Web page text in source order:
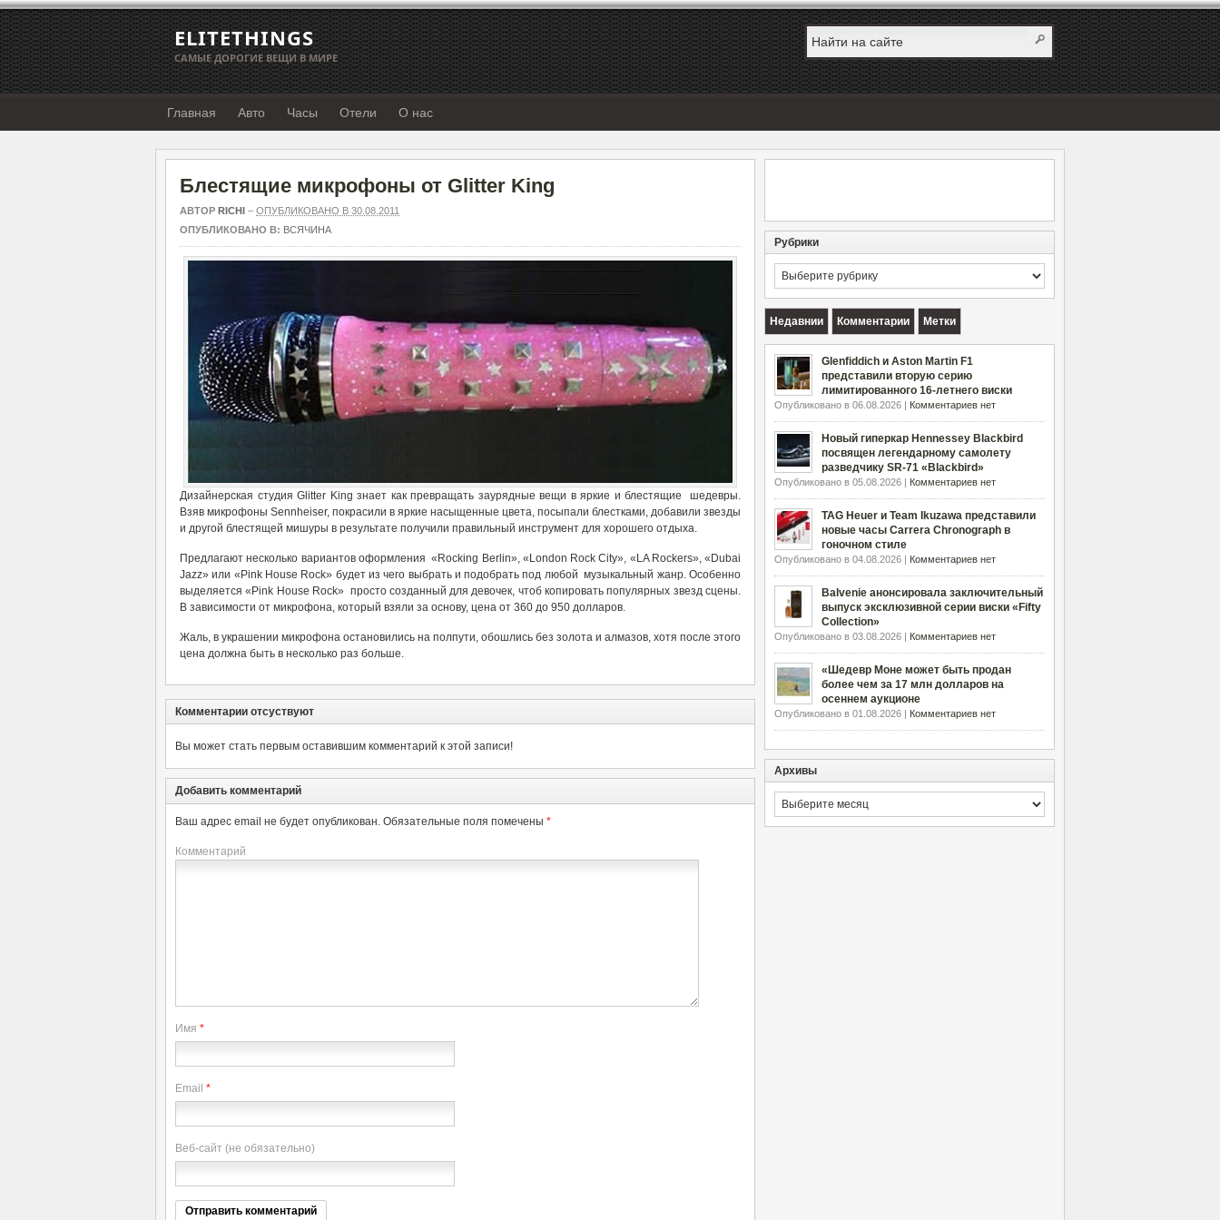
ELITETHINGS
САМЫЕ ДОРОГИЕ ВЕЩИ В МИРЕ
Главная Авто Часы Отели О нас
Блестящие микрофоны от Glitter King
АВТОР RICHI – ОПУБЛИКОВАНО В 30.08.2011
ОПУБЛИКОВАНО В: ВСЯЧИНА
Дизайнерская студия Glitter King знает как превращать заурядные вещи в яркие и блестящие шедевры.
Взяв микрофоны Sennheiser, покрасили в яркие насыщенные цвета, посыпали блестками, добавили звезды
и другой блестящей мишуры в результате получили правильный инструмент для хорошего отдыха.
Предлагают несколько вариантов оформления «Rocking Berlin», «London Rock City», «LA Rockers», «Dubai
Jazz» или «Pink House Rock» будет из чего выбрать и подобрать под любой музыкальный жанр. Особенно
выделяется «Pink House Rock» просто созданный для девочек, чтоб копировать популярных звезд сцены.
В зависимости от микрофона, который взяли за основу, цена от 360 до 950 долларов.
Жаль, в украшении микрофона остановились на полпути, обошлись без золота и алмазов, хотя после этого
цена должна быть в несколько раз больше.
Комментарии отсуствуют
Вы может стать первым оставившим комментарий к этой записи!
Добавить комментарий
Ваш адрес email не будет опубликован. Обязательные поля помечены *
Комментарий
Имя *
Email *
Веб-сайт (не обязательно)
Рубрики
Рубрики
Недавнии Комментарии Метки
Glenfiddich и Aston Martin F1
представили вторую серию
лимитированного 16-летнего виски
Опубликовано в 06.08.2026 | Комментариев нет
Новый гиперкар Hennessey Blackbird
посвящен легендарному самолету
разведчику SR-71 «Blackbird»
Опубликовано в 05.08.2026 | Комментариев нет
TAG Heuer и Team Ikuzawa представили
новые часы Carrera Chronograph в
гоночном стиле
Опубликовано в 04.08.2026 | Комментариев нет
Balvenie анонсировала заключительный
выпуск эксклюзивной серии виски «Fifty
Collection»
Опубликовано в 03.08.2026 | Комментариев нет
«Шедевр Моне может быть продан
более чем за 17 млн долларов на
осеннем аукционе
Опубликовано в 01.08.2026 | Комментариев нет
Архивы
Архивы